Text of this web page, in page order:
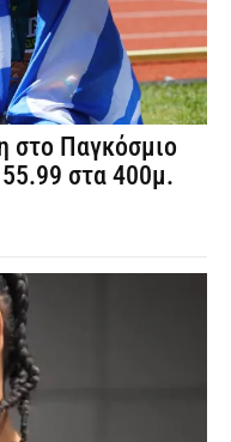
στο Παγκόσμιο
στα 400μ.